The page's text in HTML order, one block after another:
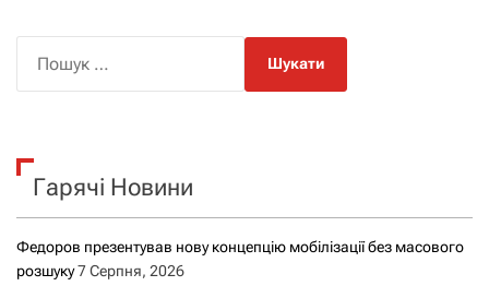
і
г
ц
і
я
к
Гарячі Новини
Федоров презентував нову концепцію мобілізації без масового
розшуку7 Серпня, 2026